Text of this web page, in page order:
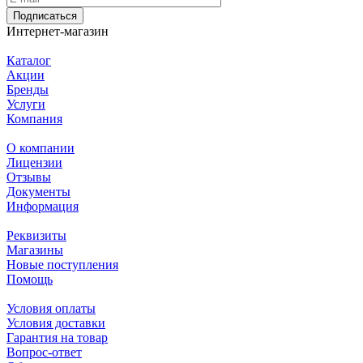
Подписаться
Интернет-магазин
Каталог
Акции
Бренды
Услуги
Компания
О компании
Лицензии
Отзывы
Документы
Информация
Реквизиты
Магазины
Новые поступления
Помощь
Условия оплаты
Условия доставки
Гарантия на товар
Вопрос-ответ